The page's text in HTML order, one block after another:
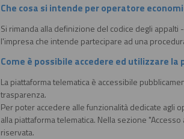
Che cosa si intende per operatore
Si rimanda alla definizione del codice degli
l'impresa che intende partecipare ad una
Come è possibile accedere ed utilizzare
La piattaforma telematica è accessibile
trasparenza.
Per poter accedere alle funzionalità dedicate agli
alla piattaforma telematica. Nella sezione
riservata.